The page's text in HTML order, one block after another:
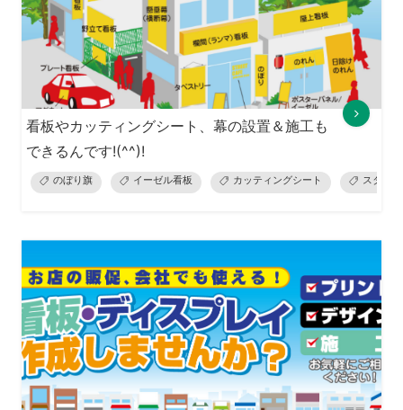
看板やカッティングシート、幕の設置＆施工も
できるんです!(^^)!
のぼり旗 イーゼル看板 カッティングシート スタン